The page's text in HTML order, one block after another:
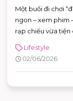
Một buổi đi chơi
ngon – xem phim
rạp chiếu vừa tiện
AEON MALL Bình
đình, nhóm bạn
Lifestyle
02/06/2026